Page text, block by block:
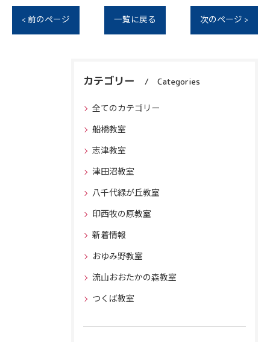
< 前のページ 一覧に戻る 次のページ >
カテゴリー Categories
全てのカテゴリー
船橋教室
志津教室
津田沼教室
八千代緑が丘教室
印西牧の原教室
新着情報
おゆみ野教室
流山おおたかの森教室
つくば教室